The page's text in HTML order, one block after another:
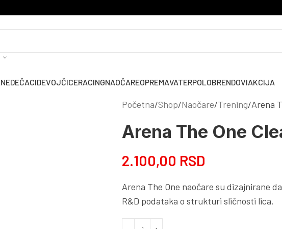
DEČACIDEVOJČICERACINGNAOČAREOPREMAVATERPOLOBRENDOVIAKCIJA
Početna Shop Naočare Trening Arena
Arena The One
2.100,00 RSD
Arena The One naočare su dizajnirane
R&D podataka o strukturi sličnosti lica.